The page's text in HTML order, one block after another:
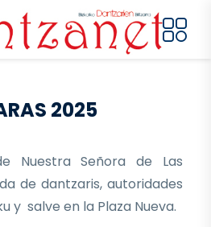
2025
Nuestra Señora de Las
de dantzaris, autoridades
y salve en la Plaza Nueva.